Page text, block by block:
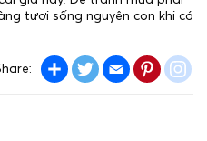
tươi sống nguyên con khi có
Share TwitterEmail